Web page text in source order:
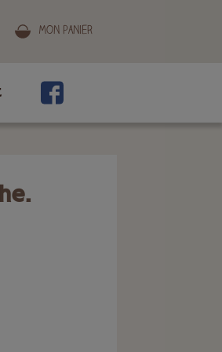
Mon panier